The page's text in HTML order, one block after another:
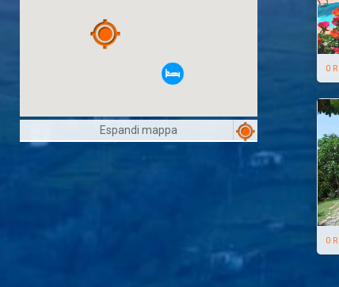
Espandi mappa
0
0